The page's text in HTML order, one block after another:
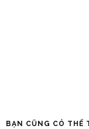
BẠN CŨNG CÓ THỂ